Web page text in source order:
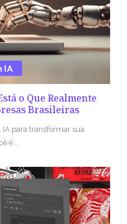
o Que Realmente
Brasileiras
IA
para transformar sua
é...